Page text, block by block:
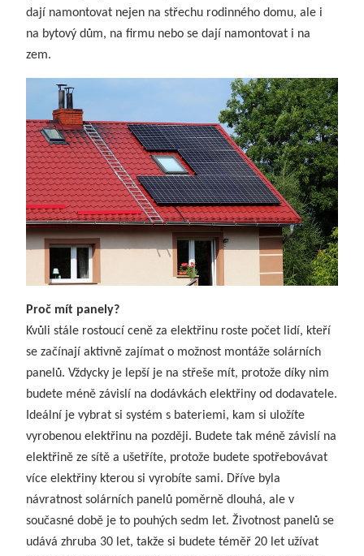
dají namontovat nejen na střechu rodinného domu, ale i
na bytový dům, na firmu nebo se dají namontovat i na
zem.
Proč mít panely?
Kvůli stále rostoucí ceně za elektřinu roste počet lidí, kteří
se začínají aktivně zajímat o možnost montáže solárních
panelů. Vždycky je lepší je na střeše mít, protože díky nim
budete méně závislí na dodávkách elektřiny od dodavatele.
Ideální je vybrat si systém s bateriemi, kam si uložíte
vyrobenou elektřinu na později. Budete tak méně závislí na
elektřině ze sítě a ušetříte, protože budete spotřebovávat
více elektřiny kterou si vyrobíte sami. Dříve byla
návratnost solárních panelů poměrně dlouhá, ale v
současné době je to pouhých sedm let. Životnost panelů se
udává zhruba 30 let, takže si budete téměř 20 let užívat